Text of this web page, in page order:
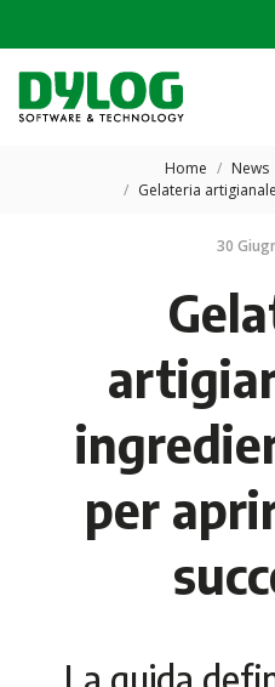
Home News
Gelateria
30
per